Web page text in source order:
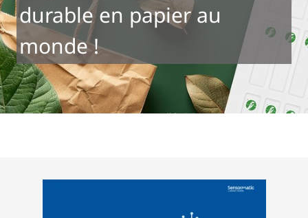
durable en papier au
monde !